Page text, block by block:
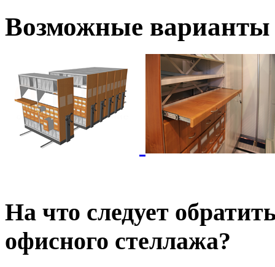
Возможные варианты
На что следует
офисного стеллажа?